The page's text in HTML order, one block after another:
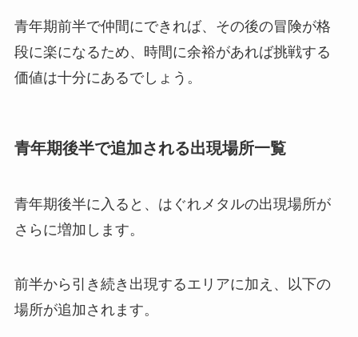
青年期前半で仲間にできれば、その後の冒険が格
段に楽になるため、時間に余裕があれば挑戦する
価値は十分にあるでしょう。
青年期後半で追加される出現場所一覧
青年期後半に入ると、はぐれメタルの出現場所が
さらに増加します。
前半から引き続き出現するエリアに加え、以下の
場所が追加されます。